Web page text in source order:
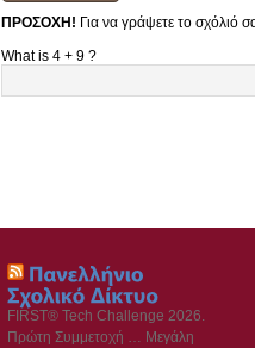
ΠΡΟΣΟΧΗ! Για να γράψετε το
What is 4 + 9 ?
FIRST® Tech Challenge 2026.
Πρώτη Συμμετοχή … Μεγάλη